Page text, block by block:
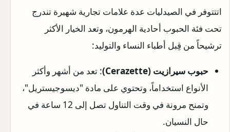
اتتتوفر في الصيدليات عدة علامات تجارية شهيرة تندرج
تحت فئة الحبوب أحادية الهرمون، وتعد الخيار الأكثر
ترشيحاً من قِبل أطباء النساء والتوليد:
حبوب سيرازيت (Cerazette)
: تعد من أشهر وأكثر
الأنواع استخداماً، وتحتوي على مادة "ديسوجيستريل"،
وتمنح مرونة في وقت التناول تصل إلى 12 ساعة في
حال النسيان.